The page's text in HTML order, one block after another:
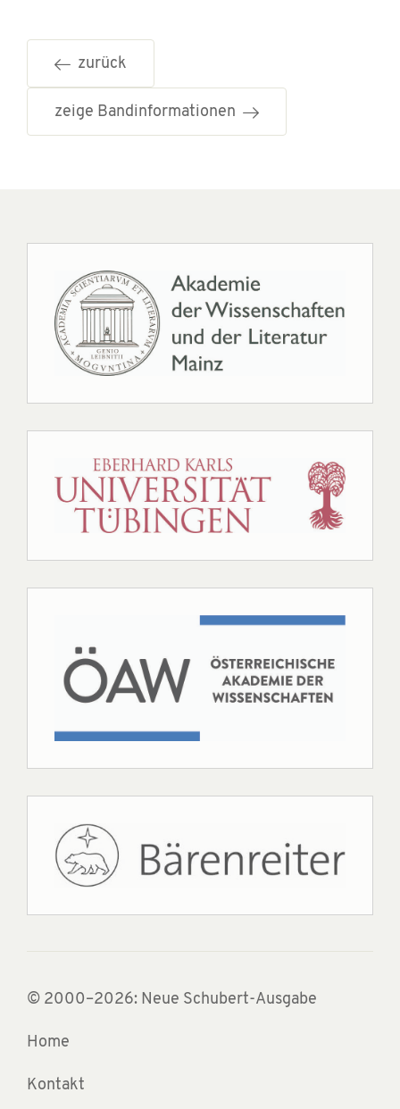
zurück
zeige Bandinformationen
© 2000–2026: Neue Schubert-Ausgabe
Home
Kontakt